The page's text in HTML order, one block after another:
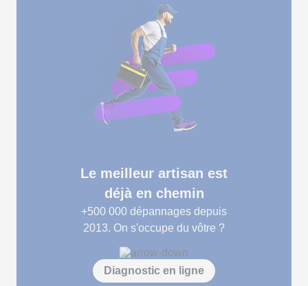
Le meilleur artisan est
déjà en chemin
+500 000 dépannages depuis
2013. On s'occupe du vôtre ?
Diagnostic en ligne